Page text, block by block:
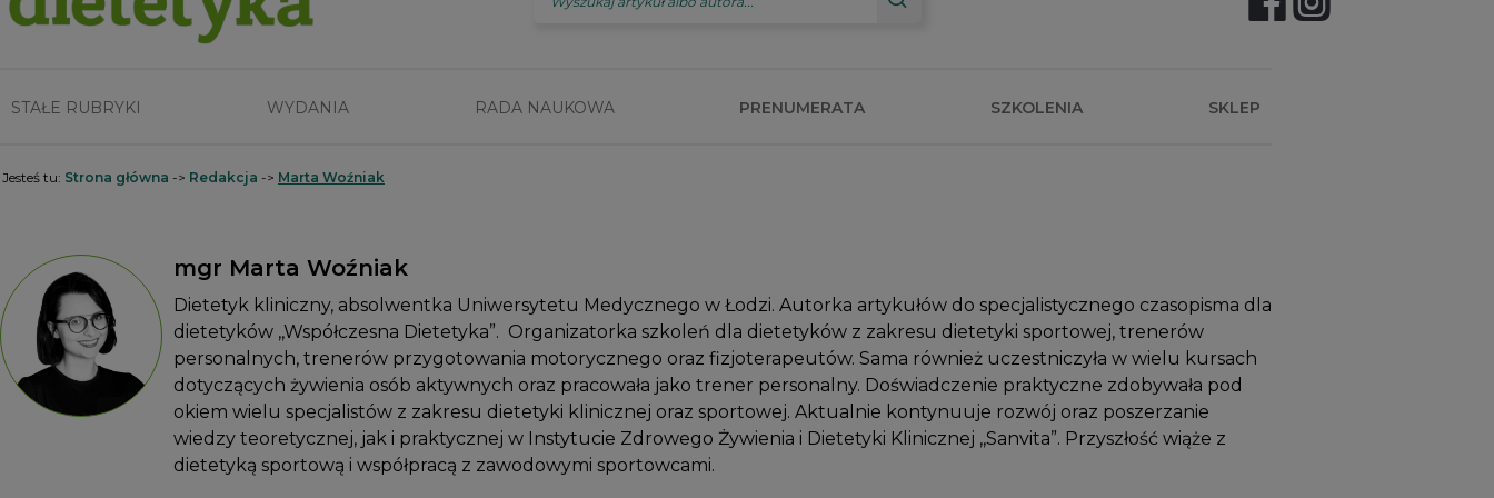
STAŁE RUBRYKI WYDANIA RADA NAUKOWA PRENUMERATA SZKOLENIA SKLEP
Jesteś tu: Strona główna -> Redakcja -> Marta Woźniak
mgr Marta Woźniak
Dietetyk kliniczny, absolwentka Uniwersytetu Medycznego w Łodzi. Autorka artykułów do specjalistycznego czasopisma dla
dietetyków ,,Współczesna Dietetyka”. Organizatorka szkoleń dla dietetyków z zakresu dietetyki sportowej, trenerów
personalnych, trenerów przygotowania motorycznego oraz fizjoterapeutów. Sama również uczestniczyła w wielu kursach
dotyczących żywienia osób aktywnych oraz pracowała jako trener personalny. Doświadczenie praktyczne zdobywała pod
okiem wielu specjalistów z zakresu dietetyki klinicznej oraz sportowej. Aktualnie kontynuuje rozwój oraz poszerzanie
wiedzy teoretycznej, jak i praktycznej w Instytucie Zdrowego Żywienia i Dietetyki Klinicznej ,,Sanvita”. Przyszłość wiąże z
dietetyką sportową i współpracą z zawodowymi sportowcami.